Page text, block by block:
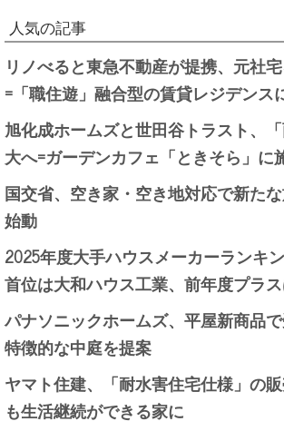
人気の記事
リノべると東急不動産が提携、元社
=「職住遊」融合型の賃貸レジデンス
旭化成ホームズと世田谷トラスト、
大へ=ガーデンカフェ「ときそら」に
国交省、空き家・空き地対応で新た
始動
2025年度大手ハウスメーカーランキ
首位は大和ハウス工業、前年度プラ
パナソニックホームズ、平屋新商品
特徴的な中庭を提案
ヤマト住建、「耐水害住宅仕様」の
も生活継続ができる家に